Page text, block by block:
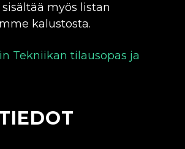
myös listan
kalustosta.
Tekniikan tilausopas ja